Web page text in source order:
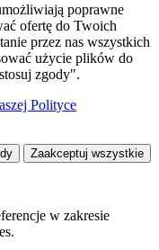
poprawne
ofertę do Twoich
przez nas wszystkich
użycie plików do
zgody".
Polityce
Zaakceptuj wszystkie
w zakresie